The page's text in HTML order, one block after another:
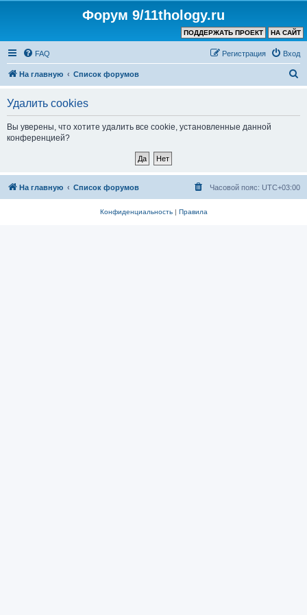
Форум 9/11thology.ru
НА САЙТ
ПОДДЕРЖАТЬ ПРОЕКТ
FAQ Вход
Регистрация
На главную Список форумов
Удалить cookies
Вы уверены, что хотите удалить все cookie, установленные данной
конференцией?
На главную Список форумов Часовой пояс: UTC+03:00
Конфиденциальность| Правила